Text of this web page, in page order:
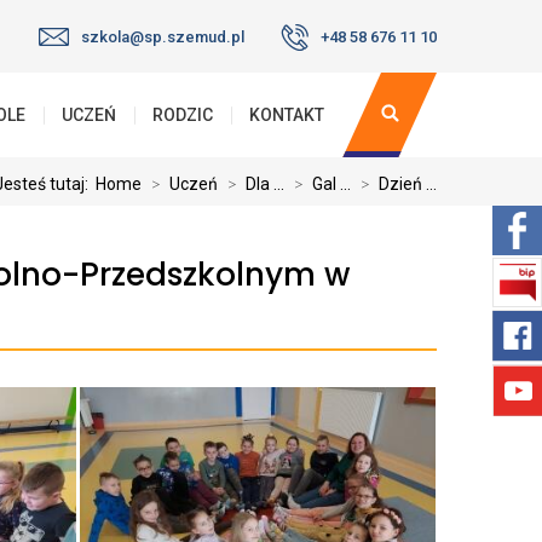
szkola@sp.szemud.pl +48 58 676 11 10
UCZEŃ RODZIC KONTAKT
tutaj: Home > Uczeń > Dla ... > Gal ... > Dzień ...
Przedszkolnym w